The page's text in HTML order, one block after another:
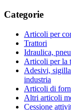
Categorie
Articoli per
Trattori
Idraulica,
Articoli per la
Adesivi,
industria
Articoli di
Altri articoli
Cessione